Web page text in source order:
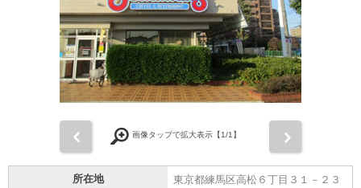
画像タップで拡大表示【1/1】
所在地 東京都練馬区高松６丁目３１－２３